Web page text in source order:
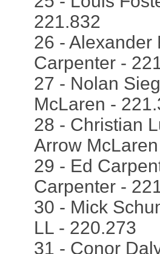
221.832
26 - Alexander
Carpenter -
27 - Nolan
McLaren -
28 - Christian
Arrow
29 - Ed
Carpenter -
30 - Mick
LL - 220.273
31 - Conor